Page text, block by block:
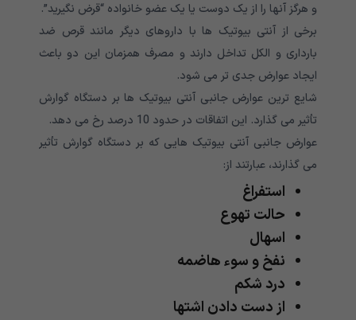
و هرگز آنها را از یک دوست یا یک عضو خانواده “قرض نگیرید”.
برخی از آنتی بیوتیک ها با داروهای دیگر مانند قرص ضد
بارداری و الکل تداخل دارند و مصرف همزمان این دو باعث
ایجاد عوارض جدی تر می شود.
شایع ترین عوارض جانبی آنتی بیوتیک ها بر دستگاه گوارش
تأثیر می گذارد. این اتفاقات در حدود 10 درصد رخ می دهد.
عوارض جانبی آنتی بیوتیک هایی که بر دستگاه گوارش تأثیر
می گذارند، عبارتند از:
استفراغ
حالت تهوع
اسهال
نفخ و سوء هاضمه
درد شکم
از دست دادن اشتها